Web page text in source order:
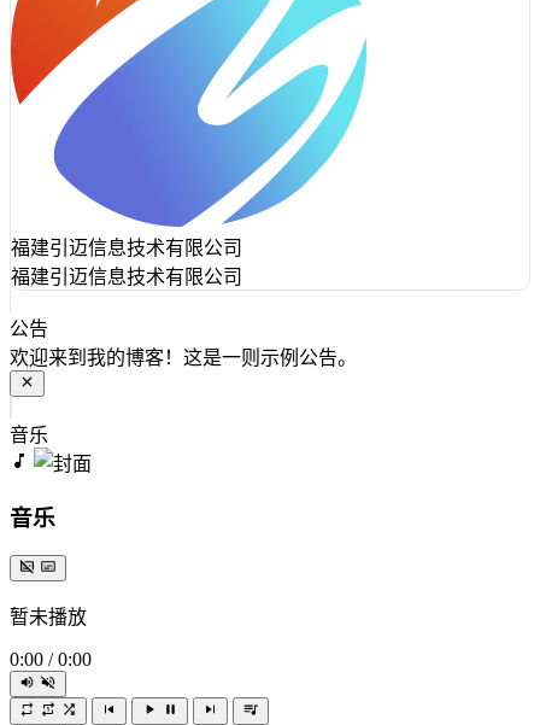
福建引迈信息技术有限公司
福建引迈信息技术有限公司
公告
欢迎来到我的博客！这是一则示例公告。
音乐
音乐
暂未播放
0:00 / 0:00